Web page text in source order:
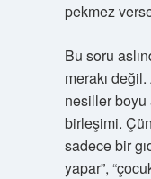
pekmez
Bu soru
merakı
nesiller boyu
birleşimi.
sadece bir
yapar”,